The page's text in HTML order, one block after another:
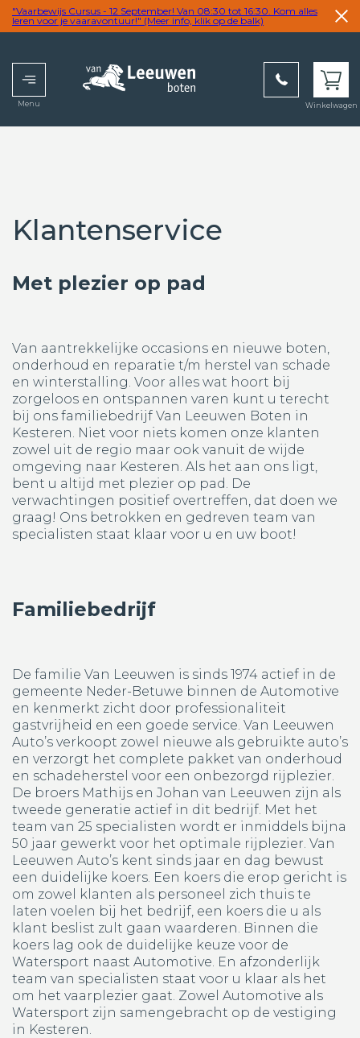
"Vaarbewijs Cursus - 12 September! Van 08:30 tot 16:30. Kom alles
leren voor je vaaravontuur!" (Meer info, klik op de balk)
Menu Winkelwagen
Klantenservice
Met plezier op pad
Van aantrekkelijke occasions en nieuwe boten,
onderhoud en reparatie t/m herstel van schade
en winterstalling. Voor alles wat hoort bij
zorgeloos en ontspannen varen kunt u terecht
bij ons familiebedrijf Van Leeuwen Boten in
Kesteren. Niet voor niets komen onze klanten
zowel uit de regio maar ook vanuit de wijde
omgeving naar Kesteren. Als het aan ons ligt,
bent u altijd met plezier op pad. De
verwachtingen positief overtreffen, dat doen we
graag! Ons betrokken en gedreven team van
specialisten staat klaar voor u en uw boot!
Familiebedrijf
De familie Van Leeuwen is sinds 1974 actief in de
gemeente Neder-Betuwe binnen de Automotive
en kenmerkt zicht door professionaliteit
gastvrijheid en een goede service. Van Leeuwen
Auto’s verkoopt zowel nieuwe als gebruikte auto’s
en verzorgt het complete pakket van onderhoud
en schadeherstel voor een onbezorgd rijplezier.
De broers Mathijs en Johan van Leeuwen zijn als
tweede generatie actief in dit bedrijf. Met het
team van 25 specialisten wordt er inmiddels bijna
50 jaar gewerkt voor het optimale rijplezier. Van
Leeuwen Auto’s kent sinds jaar en dag bewust
een duidelijke koers. Een koers die erop gericht is
om zowel klanten als personeel zich thuis te
laten voelen bij het bedrijf, een koers die u als
klant beslist zult gaan waarderen. Binnen die
koers lag ook de duidelijke keuze voor de
Watersport naast Automotive. En afzonderlijk
team van specialisten staat voor u klaar als het
om het vaarplezier gaat. Zowel Automotive als
Watersport zijn samengebracht op de vestiging
in Kesteren.